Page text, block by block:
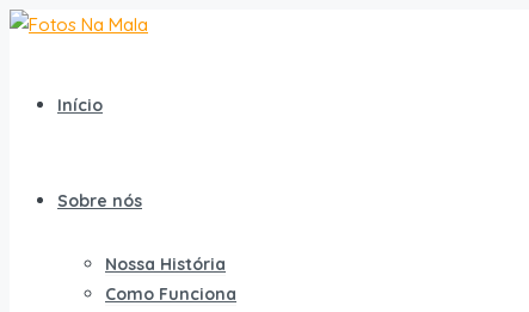
Início
Sobre nós
Nossa História
Como Funciona